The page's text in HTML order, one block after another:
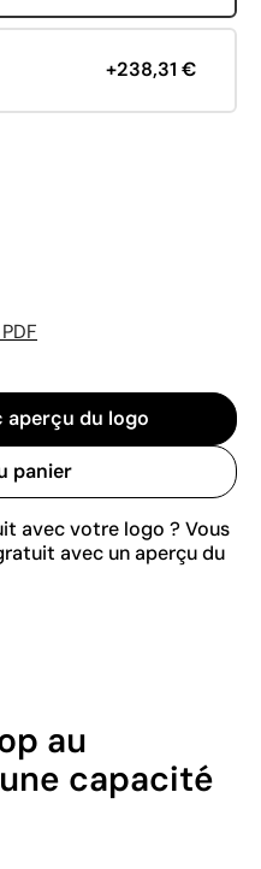
+238,31 €
aperçu du logo
panier
avec votre logo ? Vous
avec un aperçu du
au
capacité